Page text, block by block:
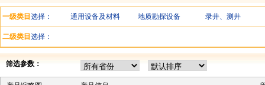
一级类目 选择： 通用设备及材料 地质勘探设备 录井、测井
二级类目 选择：
筛选参数：